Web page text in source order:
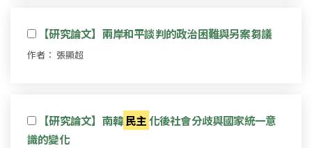
【研究論文】兩岸和平談判的政治困難與另案芻議
作者： 張顯超
【研究論文】南韓 民主化後社會分歧與國家統一意
識的變化